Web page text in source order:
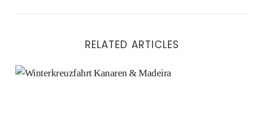
RELATED ARTICLES
AIDAcosma: Kanaren & Madeira im Winter